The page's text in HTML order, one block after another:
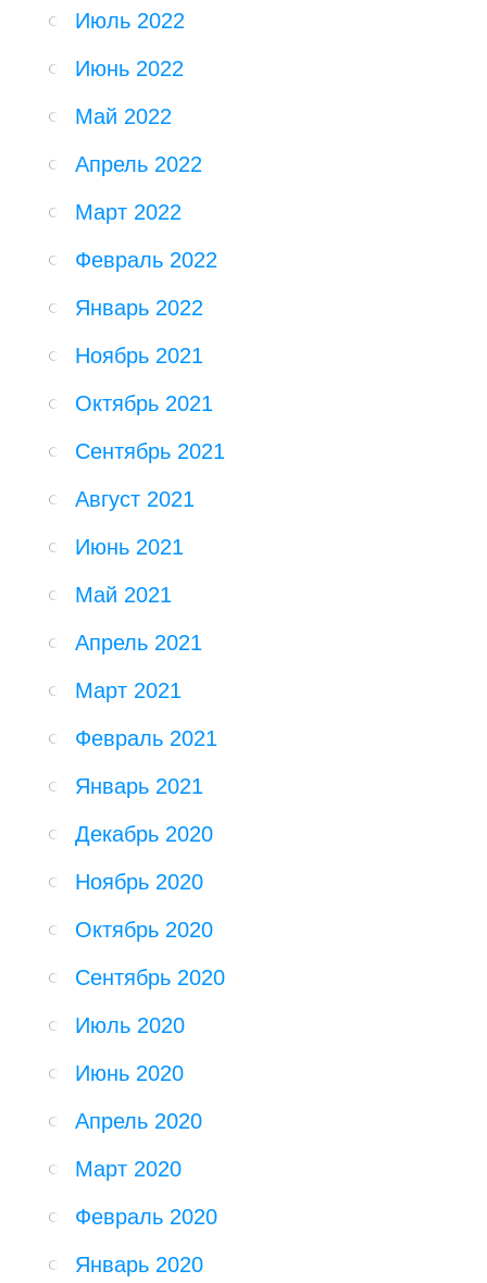
Июль 2022
Июнь 2022
Май 2022
Апрель 2022
Март 2022
Февраль 2022
Январь 2022
Ноябрь 2021
Октябрь 2021
Сентябрь 2021
Август 2021
Июнь 2021
Май 2021
Апрель 2021
Март 2021
Февраль 2021
Январь 2021
Декабрь 2020
Ноябрь 2020
Октябрь 2020
Сентябрь 2020
Июль 2020
Июнь 2020
Апрель 2020
Март 2020
Февраль 2020
Январь 2020